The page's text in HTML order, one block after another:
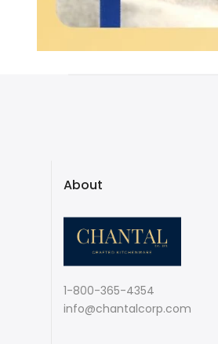
About
1-800-365-4354
info@chantalcorp.com